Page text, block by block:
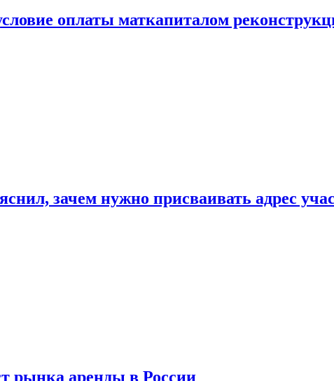
оплаты маткапиталом
зачем нужно присваивать адрес
рынка аренды в России